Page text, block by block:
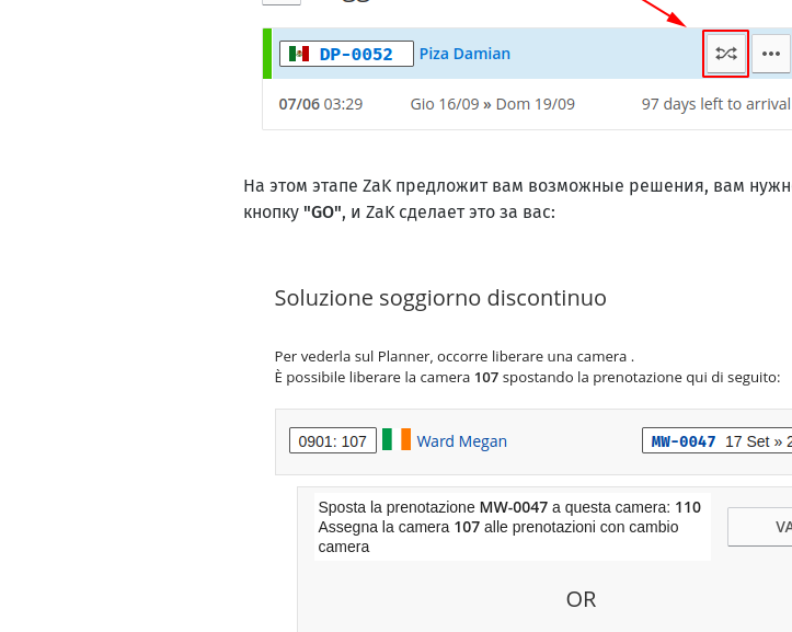
На этом этапе ZaK предложит вам возможные решения, вам
кнопку "GO", и ZaK сделает это за вас: